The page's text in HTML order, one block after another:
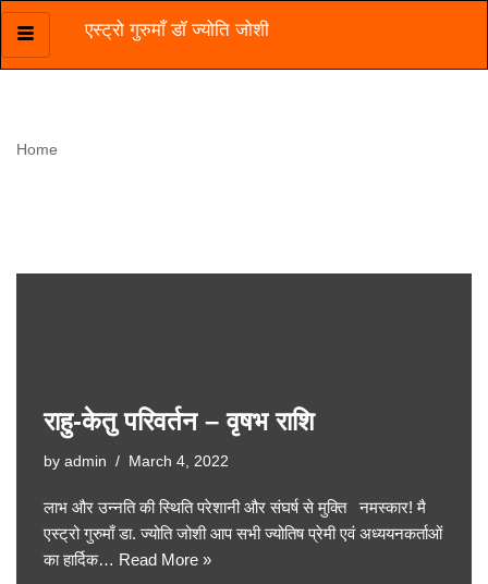
Skip
एस्ट्रो गुरुमाँ डॉ ज्योति जोशी
Home
राहु-केतु परिवर्तन – वृषभ राशि
by admin March 4, 2022
लाभ और उन्नति की स्थिति परेशानी और संघर्ष से मुक्ति नमस्कार! मै
एस्ट्रो गुरुमाँ डा. ज्योति जोशी आप सभी ज्योतिष प्रेमी एवं अध्ययनकर्ताओं
का हार्दिक… Read More »